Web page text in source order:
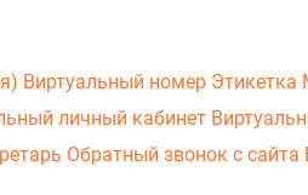
Виртуальный номер Этикетка
личный кабинет
Обратный звонок с сайта